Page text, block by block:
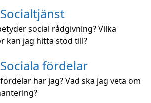
Socialtjänst
social rådgivning? Vilka
kan jag hitta stöd till?
Sociala fördelar
har jag? Vad ska jag veta om